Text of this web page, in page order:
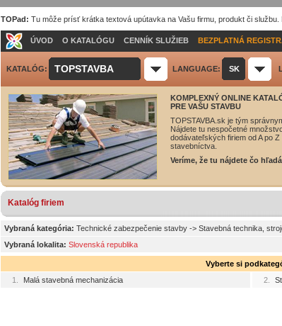
TOPad: Tu môže prísť krátka textová upútavka na Vašu firmu, produkt či službu.
ÚVOD O KATALÓGU CENNÍK SLUŽIEB BEZPLATNÁ
KATALÓG: TOPSTAVBA LANGUAGE: SK
KOMPLEXNÝ ONLINE
PRE VAŠU STAVBU
TOPSTAVBA.sk je tým
Nájdete tu nespočetné
dodávateľských firiem od A po
stavebníctva.
Veríme, že tu nájdete čo
Katalóg firiem
Vybraná kategória: Technické zabezpečenie stavby -> Stavebná technika,
Vybraná lokalita: Slovenská republika
Vyberte si
1.
Malá stavebná mechanizácia 2.